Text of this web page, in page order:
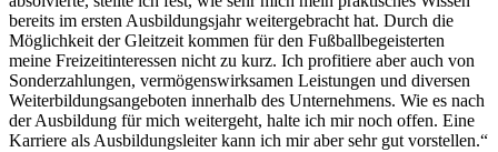
bereits im ersten Ausbildungsjahr weitergebracht hat. Durch die
Möglichkeit der Gleitzeit kommen für den Fußballbegeisterten
meine Freizeitinteressen nicht zu kurz. Ich profitiere aber auch von
Sonderzahlungen, vermögenswirksamen Leistungen und diversen
Weiterbildungsangeboten innerhalb des Unternehmens. Wie es nach
der Ausbildung für mich weitergeht, halte ich mir noch offen. Eine
Karriere als Ausbildungsleiter kann ich mir aber sehr gut vorstellen.“